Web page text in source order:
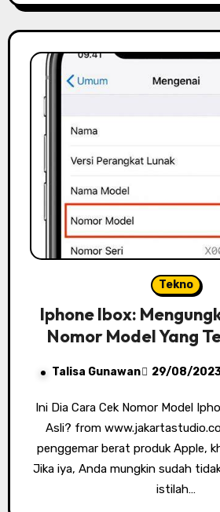
Tekno
Iphone Ibox:
Nomor Model Yang
Talisa Gunawan 29/08/
Ini Dia Cara Cek Nomor Model Iphone Ibox, Benarkah
Asli? from
penggemar berat produk Apple,
Jika iya, Anda mungkin sudah
istilah…